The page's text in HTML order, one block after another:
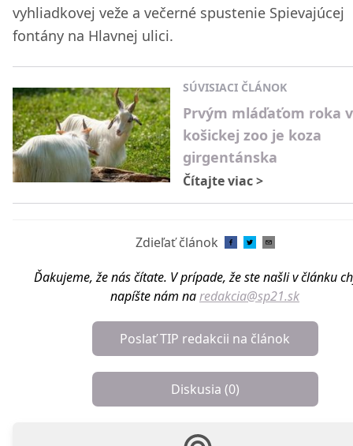
vyhliadkovej veže a večerné spustenie Spievajúcej
fontány na Hlavnej ulici.
SÚVISIACI ČLÁNOK
Prvým mláďaťom roka v
košickej zoo je koza
girgentánska
Čítajte viac>
Zdieľať článok
Ďakujeme, že nás čítate. V prípade, že ste našli v článku
napíšte nám naredakcia@sp21.sk
Poslať TIP redakcii na článok
Diskusia (0)